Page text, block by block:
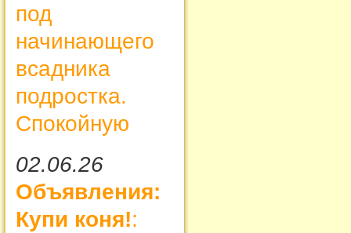
под
начинающего
всадника
подростка.
Спокойную
02.06.26
Объявления:
Купи коня!: